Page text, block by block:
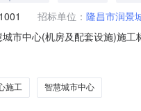
招标单位： 隆昌市润景
市中心(机房及配套设施)施
。”修改为：“3.1.1资质条件
施工 智慧城市中心